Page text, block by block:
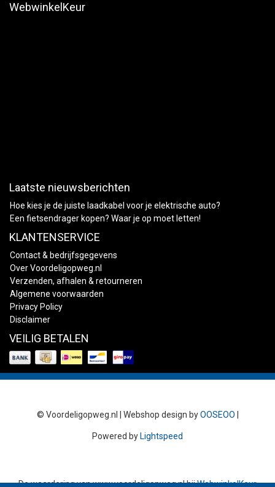
WebwinkelKeur
Laatste nieuwsberichten
Hoe kies je de juiste laadkabel voor je elektrische auto?
Een fietsendrager kopen? Waar je op moet letten!
KLANTENSERVICE
Contact & bedrijfsgegevens
Over Voordeligopweg.nl
Verzenden, afhalen & retourneren
Algemene voorwaarden
Privacy Policy
Disclaimer
VEILIG BETALEN
© Voordeligopweg.nl | Webshop design byOOSEOO
Powered by Lightspeed
De waardering vanwww.voordeligopweg.nlbijWebwinkelKeur